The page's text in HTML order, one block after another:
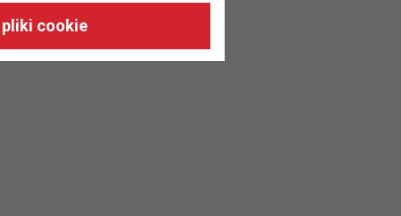
oraz do
odpowiadać Twoim
cookie